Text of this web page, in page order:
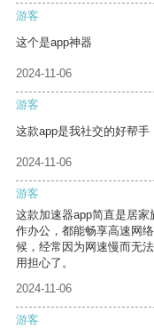
游客
这个是app神器
2024-11-06
游客
这款app是我社交的好帮手
2024-11-06
游客
这款加速器app简直是居
作办公，都能畅享高速网
候，经常因为网速慢而无
用担心了。
2024-11-06
游客